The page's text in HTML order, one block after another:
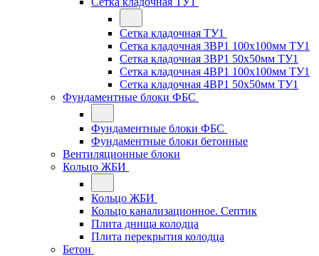
Сетка кладочная ТУ1
Сетка кладочная 3ВР1 100x100мм ТУ1
Сетка кладочная 3ВР1 50x50мм ТУ1
Сетка кладочная 4ВР1 100x100мм ТУ1
Сетка кладочная 4ВР1 50x50мм ТУ1
Фундаментные блоки ФБС
Фундаментные блоки ФБС
Фундаментные блоки бетонные
Вентиляционные блоки
Кольцо ЖБИ
Кольцо ЖБИ
Кольцо канализационное. Септик
Плита днища колодца
Плита перекрытия колодца
Бетон